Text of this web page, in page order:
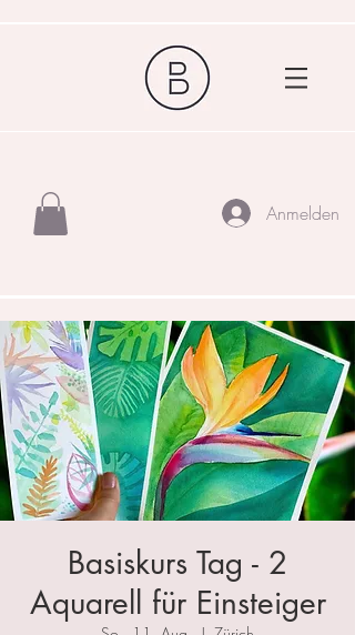
Anmelden
Basiskurs Tag - 2
Aquarell für Einsteiger